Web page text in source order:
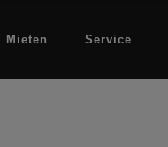
Mieten Service